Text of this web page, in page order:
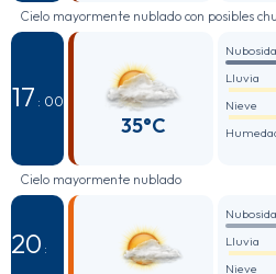
Cielo mayormente nublado con posibles
17 : 00
35°C
Lluvia
Nieve
Cielo mayormente nublado
20 :
Lluvia
Nieve